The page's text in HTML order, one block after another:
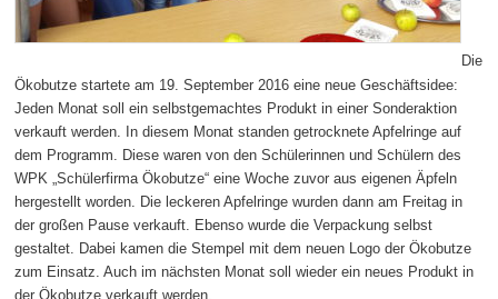
Die
Ökobutze startete am 19. September 2016 eine neue Geschäftsidee:
Jeden Monat soll ein selbstgemachtes Produkt in einer Sonderaktion
verkauft werden. In diesem Monat standen getrocknete Apfelringe auf
dem Programm. Diese waren von den Schülerinnen und Schülern des
WPK „Schülerfirma Ökobutze“ eine Woche zuvor aus eigenen Äpfeln
hergestellt worden. Die leckeren Apfelringe wurden dann am Freitag in
der großen Pause verkauft. Ebenso wurde die Verpackung selbst
gestaltet. Dabei kamen die Stempel mit dem neuen Logo der Ökobutze
zum Einsatz. Auch im nächsten Monat soll wieder ein neues Produkt in
der Ökobutze verkauft werden.